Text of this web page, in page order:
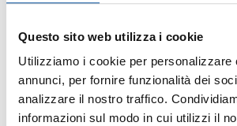
Questo sito web utilizza i cookie
Utilizziamo i cookie per personalizzare
annunci, per fornire funzionalità dei
analizzare il nostro traffico.
informazioni sul modo in cui utilizzi il
Workshop di Riparazione
LEGGI L'ARTICOLO